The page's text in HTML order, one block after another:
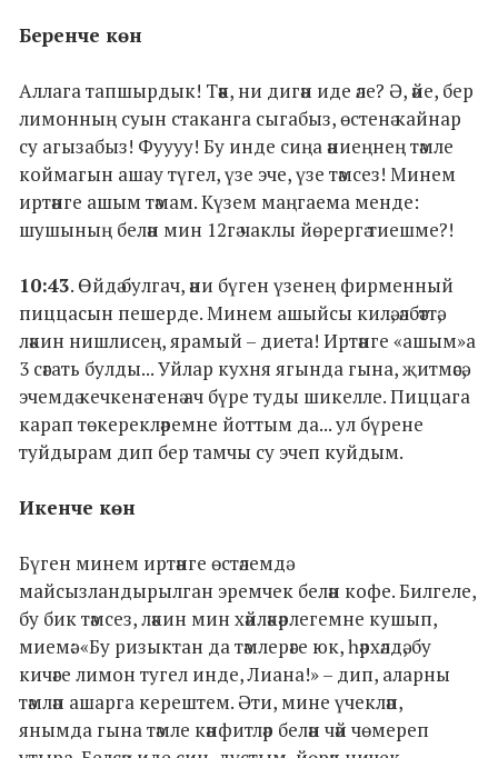
Беренче көн
Аллага тапшырдык! Тәәк, ни дигән иде әле? Ә, әйе, бер
лимонның суын стаканга сыгабыз, өстенә кайнар
су агызабыз! Фуууу! Бу инде сиңа әниеңнең тәмле
коймагын ашау түгел, үзе эче, үзе тәмсез! Минем
иртәнге ашым тәмам. Күзем маңгаема менде:
шушының белән мин 12гә чаклы йөрергә тиешме?!
10:43. Өйдә булгач, әни бүген үзенең фирменный
пиццасын пешерде. Минем ашыйсы килә, әлбәттә,
ләкин нишлисең, ярамый – диета! Иртәнге «ашым»а
3 сәгать булды... Уйлар кухня ягында гына, җитмәсә,
эчемдә кечкенә генә ач бүре туды шикелле. Пиццага
карап төкерекләремне йоттым да... ул бүрене
туйдырам дип бер тамчы су эчеп куйдым.
Икенче көн
Бүген минем иртәнге өстәлемдә
майсызландырылган эремчек белән кофе. Билгеле,
бу бик тәмсез, ләкин мин хәйләкәрлегемне кушып,
миемә: «Бу ризыктан да тәмлерәге юк, һәрхәлдә, бу
кичәге лимон тугел инде, Лиана!» – дип, аларны
тәмләп ашарга керештем. Әти, мине үчекләп,
янымда гына тәмле кәнфитләр белән чәй чөмереп